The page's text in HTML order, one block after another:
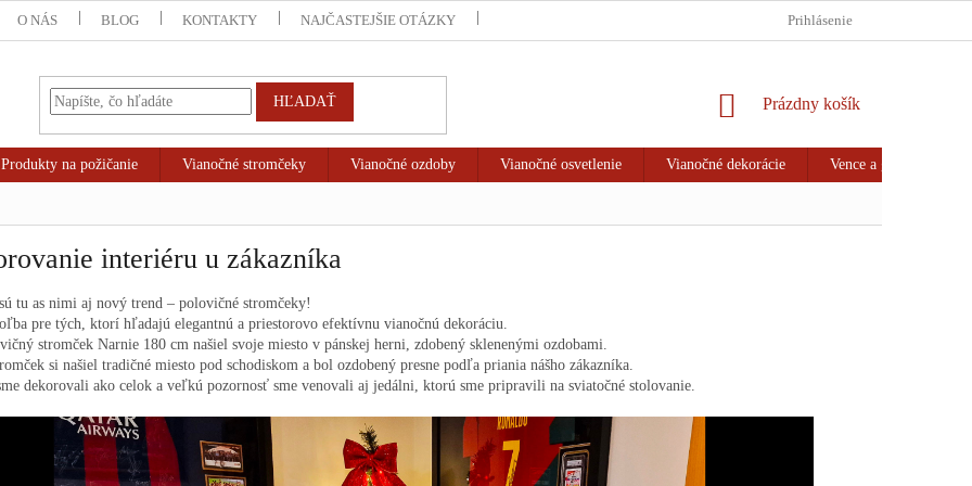
O NÁS BLOG KONTAKTY NAJČASTEJŠIE OTÁZKY VRÁTENIE TOVARU & REKLAMÁCIA
Prihlásenie
HĽADAŤ
NÁKUPNÝ
Prázdny košík
Produkty na požičanie Vianočné stromčeky Vianočné ozdoby Vianočné osvetlenie Vianočné dekorácie Vence a girlandy
interiéru u zákazníka
tu as nimi aj nový trend – polovičné stromčeky!
pre tých, ktorí hľadajú elegantnú a priestorovo efektívnu vianočnú dekoráciu.
stromček Narnie 180 cm našiel svoje miesto v pánskej herni, zdobený sklenenými ozdobami.
si našiel tradičné miesto pod schodiskom a bol ozdobený presne podľa priania nášho zákazníka.
dekorovali ako celok a veľkú pozornosť sme venovali aj jedálni, ktorú sme pripravili na sviatočné stolovanie.